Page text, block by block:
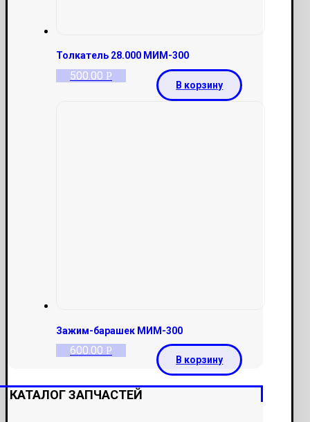
Толкатель 28.000 МИМ-300
500.00 Р
В корзину
Зажим-барашек МИМ-300
600.00 Р
В корзину
КАТАЛОГ ЗАПЧАСТЕЙ